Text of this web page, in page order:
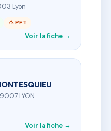
Lyon
⚠ PPT
Voir la fiche →
LYON
Voir la fiche →